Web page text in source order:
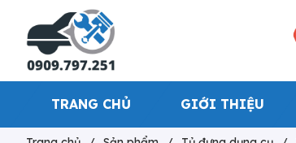
TRANG CHỦ GIỚI THIỆU